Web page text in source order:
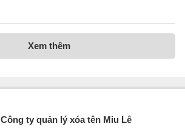
Xem thêm
Công ty quản lý xóa tên Miu Lê